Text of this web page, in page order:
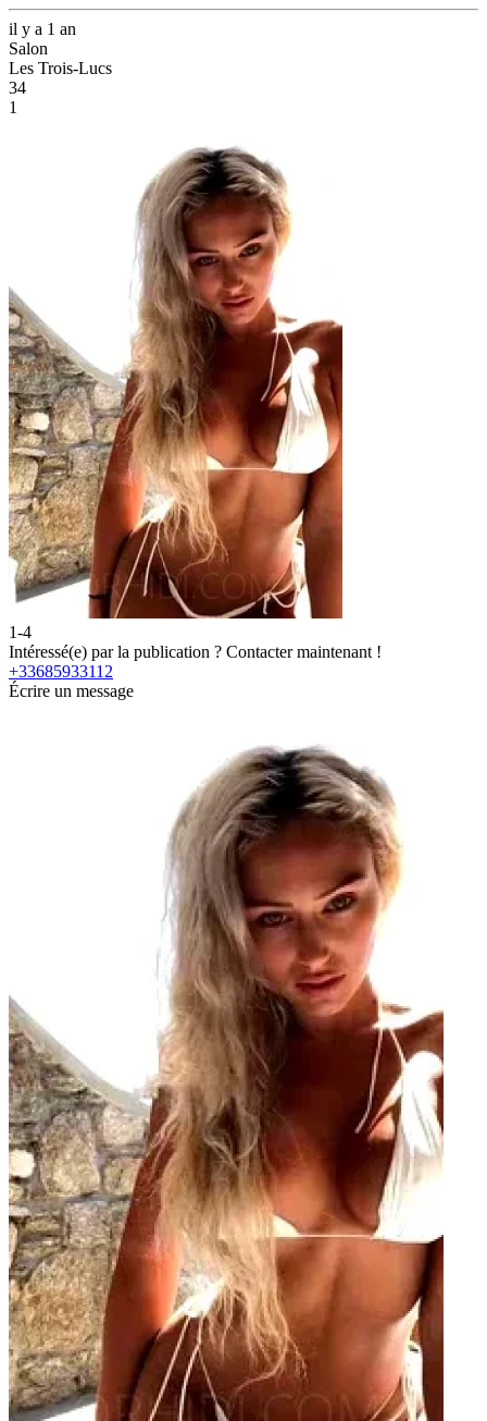
il y a 1 an
Salon
Les Trois-Lucs
34
1
1-4
Intéressé(e) par la publication ? Contacter maintenant !
+33685933112
Écrire un message